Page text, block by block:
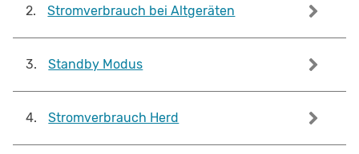
2. Stromverbrauch bei Altgeräten
3. Standby Modus
4. Stromverbrauch Herd